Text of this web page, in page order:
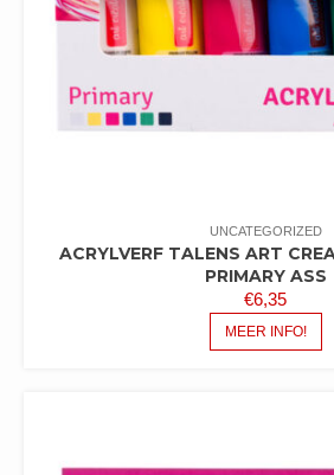
UNCATEGORIZED
ACRYLVERF TALENS ART
PRIMARY ASS
€6,35
MEER INFO!